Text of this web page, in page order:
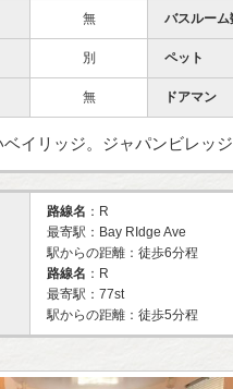
無 バスルーム
別 ペット
無 ドアマン
イリッジ。ジャパンビレッ
路線名 ：R
最寄駅：Bay RIdge Ave
駅からの距離：徒歩6分程
路線名 ：R
最寄駅：77st
駅からの距離：徒歩5分程